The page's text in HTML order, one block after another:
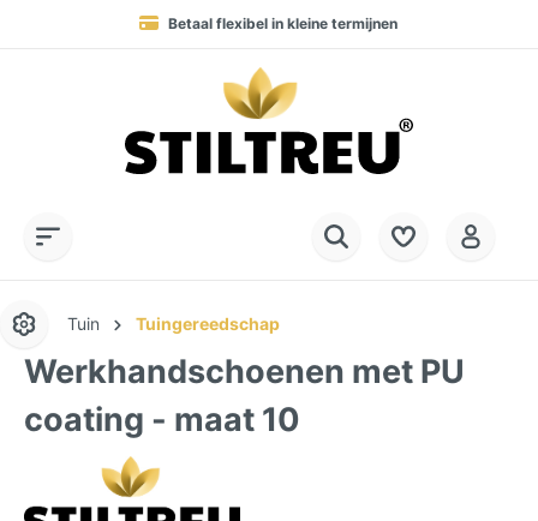
Betaal flexibel in kleine termijnen
Levering in 1-4 werkdagen naar DE, AT & NL
+49 (0) 28 32 - 408 990 0
Permanent hoge beschikbaarheid van goederen
SSL-gecodeerd online winkelen
Tuin Tuingereedschap
Werkhandschoenen met PU
coating - maat 10